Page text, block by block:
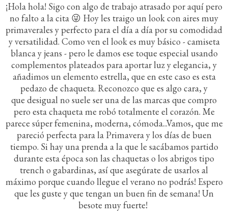
¡Hola hola! Sigo con algo de trabajo atrasado por aquí pero
no falto a la cita 😜 Hoy les traigo un look con aires muy
primaverales y perfecto para el día a día por su comodidad
y versatilidad. Como ven el look es muy básico - camiseta
blanca y jeans - pero le damos ese toque especial usando
complementos plateados para aportar luz y elegancia, y
añadimos un elemento estrella, que en este caso es esta
pedazo de chaqueta. Reconozco que es algo cara, y
que desigual no suele ser una de las marcas que compro
pero esta chaqueta me robó totalmente el corazón. Me
parece súper femenina, moderna, cómoda...Vamos, que me
pareció perfecta para la Primavera y los días de buen
tiempo. Si hay una prenda a la que le sacábamos partido
durante esta época son las chaquetas o los abrigos tipo
trench o gabardinas, así que asegúrate de usarlos al
máximo porque cuando llegue el verano no podrás! Espero
que les guste y que tengan un buen fin de semana! Un
besote muy fuerte!